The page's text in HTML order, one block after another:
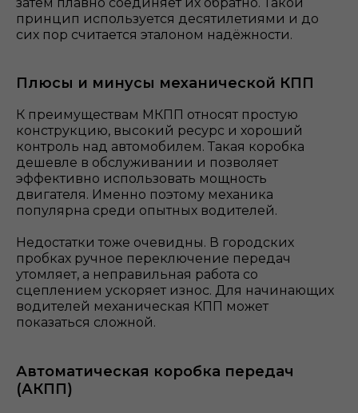
принцип используется десятилетиями и до
сих пор считается эталоном надёжности.
Плюсы и минусы механической КПП
К преимуществам МКПП относят простую
конструкцию, высокий ресурс и хороший
контроль над автомобилем. Такая коробка
дешевле в обслуживании и позволяет
эффективно использовать мощность
двигателя. Именно поэтому механика
популярна среди опытных водителей.
Недостатки тоже очевидны. В городских
пробках ручное переключение передач
утомляет, а неправильная работа со
сцеплением ускоряет износ. Для начинающих
водителей механическая КПП может
показаться сложной.
Автоматическая коробка передач
(АКПП)